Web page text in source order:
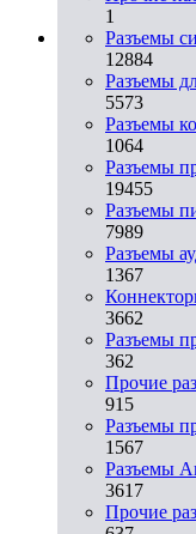
1
Разъeмы
12884
Разъeмы
5573
Разъeмы
1064
Разъeмы
19455
Разъeмы
7989
Разъeмы
1367
3662
Разъeмы
362
Прочие
915
Разъемы
1567
Разъемы
3617
Прочие